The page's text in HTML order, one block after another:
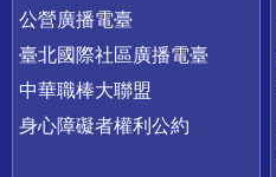
公營廣播電臺
臺北國際社區廣播電臺
中華職棒大聯盟
身心障礙者權利公約